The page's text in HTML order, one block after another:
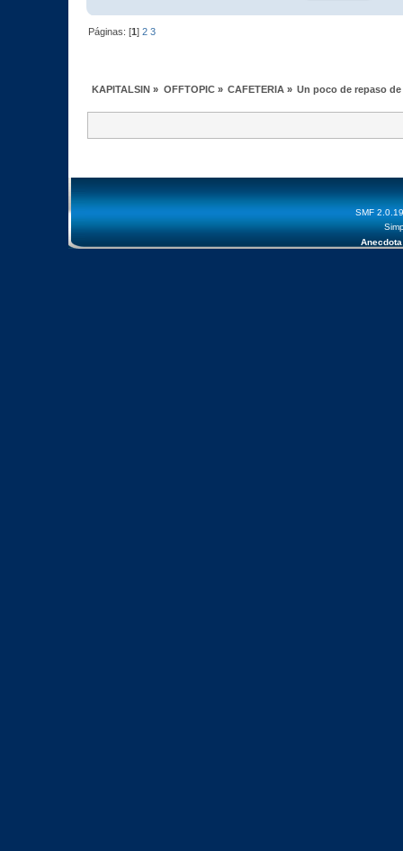
Páginas: [1]2 3
KAPITALSIN » OFFTOPIC» CAFETERIA» Un poco de repaso
SMF 2.0.19
Anecdota